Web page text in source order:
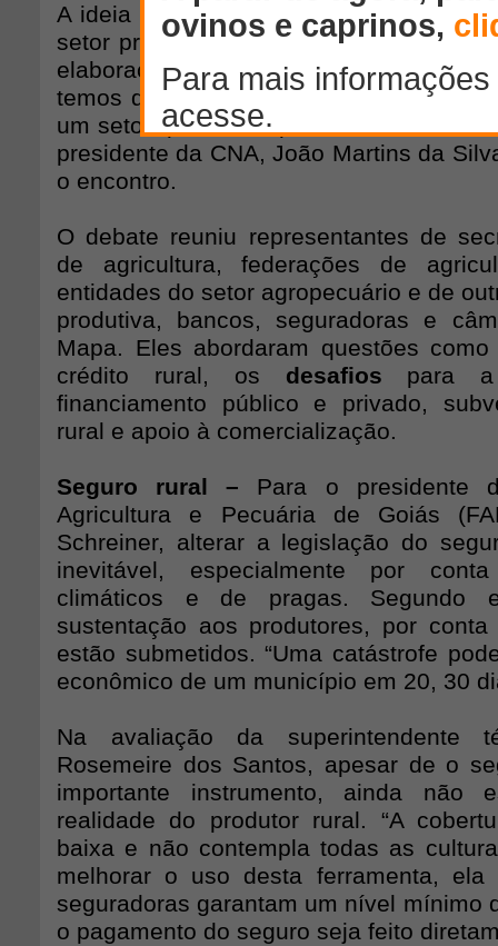
A ideia é consolidar um documento
setor produtivo, que será encaminhado
elaboração do PAP. “É uma grande
temos de dialogar e construir uma
um setor que é vital para a economia”,
presidente da CNA, João Martins da
o encontro.
O debate reuniu representantes de
de agricultura, federações de
entidades do setor agropecuário e de
produtiva, bancos, seguradoras e
Mapa. Eles abordaram questões
crédito rural, os desafios para a
financiamento público e privado,
rural e apoio à comercialização.
Seguro rural – Para o presidente
Agricultura e Pecuária de Goiás
Schreiner, alterar a legislação do
inevitável, especialmente por
climáticos e de pragas. Segundo
sustentação aos produtores, por
estão submetidos. “Uma catástrofe
econômico de um município em 20, 30
Na avaliação da superintendente
Rosemeire dos Santos, apesar de o
importante instrumento, ainda não
realidade do produtor rural. “A
baixa e não contempla todas as
melhorar o uso desta ferramenta, ela
seguradoras garantam um nível mínimo
o pagamento do seguro seja feito